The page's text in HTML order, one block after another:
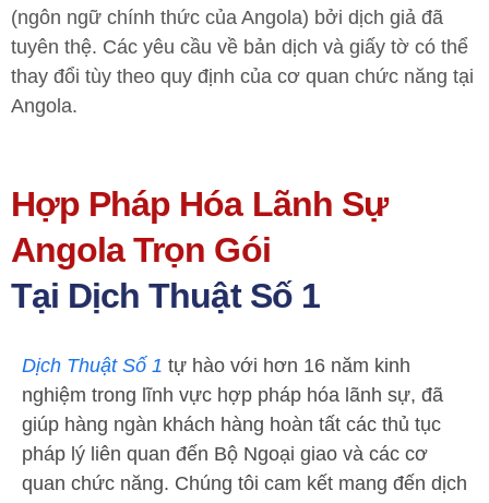
(ngôn ngữ chính thức của Angola) bởi dịch giả đã
tuyên thệ. Các yêu cầu về bản dịch và giấy tờ có thể
thay đổi tùy theo quy định của cơ quan chức năng tại
Angola.
Hợp Pháp Hóa Lãnh Sự
Angola Trọn Gói
Tại Dịch Thuật Số 1
Dịch Thuật Số 1 tự hào với hơn 16 năm kinh
nghiệm trong lĩnh vực hợp pháp hóa lãnh sự, đã
giúp hàng ngàn khách hàng hoàn tất các thủ tục
pháp lý liên quan đến Bộ Ngoại giao và các cơ
quan chức năng. Chúng tôi cam kết mang đến dịch